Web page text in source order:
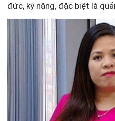
đức, kỹ năng, đặc biệt là